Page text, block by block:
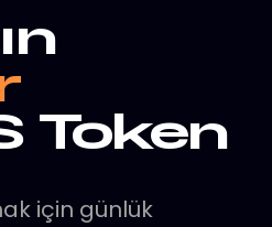
Token
için günlük